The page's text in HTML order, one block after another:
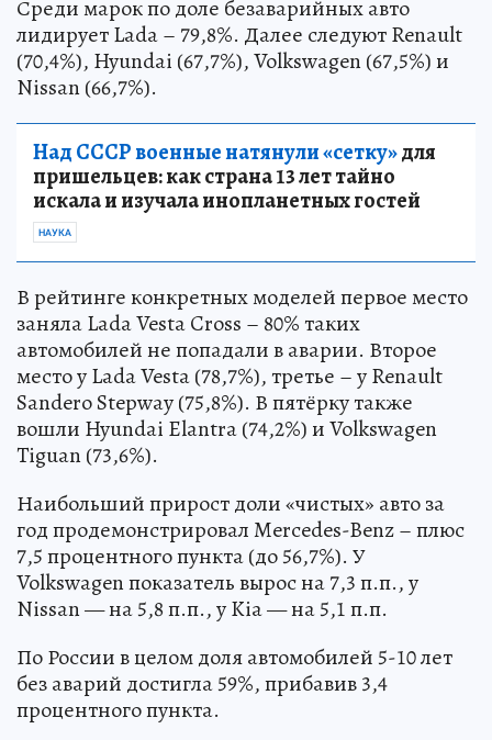
Среди марок по доле безаварийных авто
лидирует Lada – 79,8%. Далее следуют Renault
(70,4%), Hyundai (67,7%), Volkswagen (67,5%) и
Nissan (66,7%).
Над СССР военные натянули «сетку»для
пришельцев: как страна 13 лет тайно
искала и изучала инопланетных гостей
НАУКА
В рейтинге конкретных моделей первое место
заняла Lada Vesta Cross – 80% таких
автомобилей не попадали в аварии. Второе
место у Lada Vesta (78,7%), третье – у Renault
Sandero Stepway (75,8%). В пятёрку также
вошли Hyundai Elantra (74,2%) и Volkswagen
Tiguan (73,6%).
Наибольший прирост доли «чистых» авто за
год продемонстрировал Mercedes-Benz – плюс
7,5 процентного пункта (до 56,7%). У
Volkswagen показатель вырос на 7,3 п.п., у
Nissan — на 5,8 п.п., у Kia — на 5,1 п.п.
По России в целом доля автомобилей 5-10 лет
без аварий достигла 59%, прибавив 3,4
процентного пункта.